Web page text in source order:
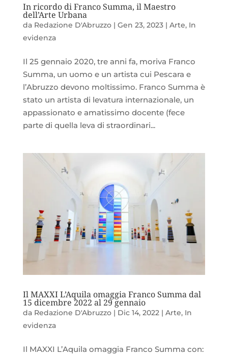
In ricordo di Franco Summa, il Maestro
dell’Arte Urbana
da Redazione D'Abruzzo| Gen 23, 2023| Arte, In
evidenza
Il 25 gennaio 2020, tre anni fa, moriva Franco
Summa, un uomo e un artista cui Pescara e
l’Abruzzo devono moltissimo. Franco Summa è
stato un artista di levatura internazionale, un
appassionato e amatissimo docente (fece
parte di quella leva di straordinari...
Il MAXXI L’Aquila omaggia Franco Summa dal
15 dicembre 2022 al 29 gennaio
da Redazione D'Abruzzo| Dic 14, 2022| Arte, In
evidenza
Il MAXXI L’Aquila omaggia Franco Summa con: